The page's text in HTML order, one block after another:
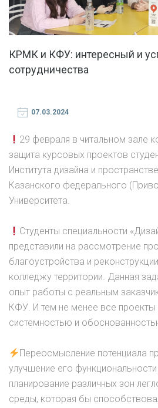
КРМК и КФУ: интересный и
сотрудничества
07.03.2024
29 февраля в читальном зале
защита курсовых проектов
Института дизайна и
Казанского федерального
Университета.
Студенты специальности
представили на рассмотрение
благоустройства и
колледжу территории. Данная
опыт работы с реальным
КФУ. И тем не менее все проекты
системностью и
Переосмысление потенциала
улучшение его функциональности
планирование различных зон
среды, которая бы